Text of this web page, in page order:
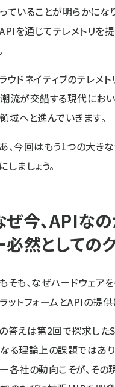
ていることが明らかにな
を通じてテレメトリを
ウドネイティブのテレメ
流が交錯する現代におい
域へと進んでいきます。
、今回はもう1つの大き
しましょう。
ぜ今、APIな
必然としての
そも、なぜハードウェア
ットフォームとAPIの提
答えは第2回で探求した
る理論上の課題ではあ
各社の動向こそが、そ